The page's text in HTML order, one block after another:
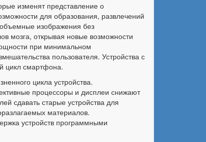
изменят представление о
для образования, развлечений
изображения без
мозга, открывая новые возможности
при минимальном
пользователя. Устройства с
цикл смартфона.
цикла устройства.
процессоры и дисплеи снижают
сдавать старые устройства для
материалов.
устройств программными